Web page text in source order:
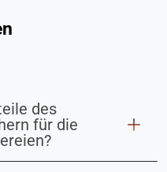
des
für die